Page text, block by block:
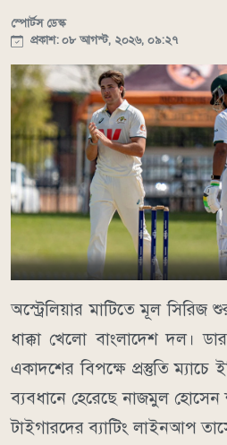
স্পোর্টস ডেস্ক
প্রকাশ: ০৮ আগস্ট, ২০২৬, ০৯:২৭
অস্ট্রেলিয়ার মাটিতে মূল
ধাক্কা খেলো বাংলাদেশ দল।
একাদশের বিপক্ষে প্রস্তুতি
ব্যবধানে হেরেছে নাজমুল হোসেন
টাইগারদের ব্যাটিং লাইনআপ